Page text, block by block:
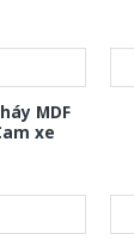
MDF
xe